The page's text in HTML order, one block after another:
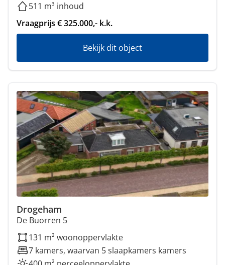
511 m³ inhoud
Vraagprijs € 325.000,- k.k.
Bekijk dit object
Drogeham
De Buorren 5
131 m² woonoppervlakte
7 kamers, waarvan 5 slaapkamers kamers